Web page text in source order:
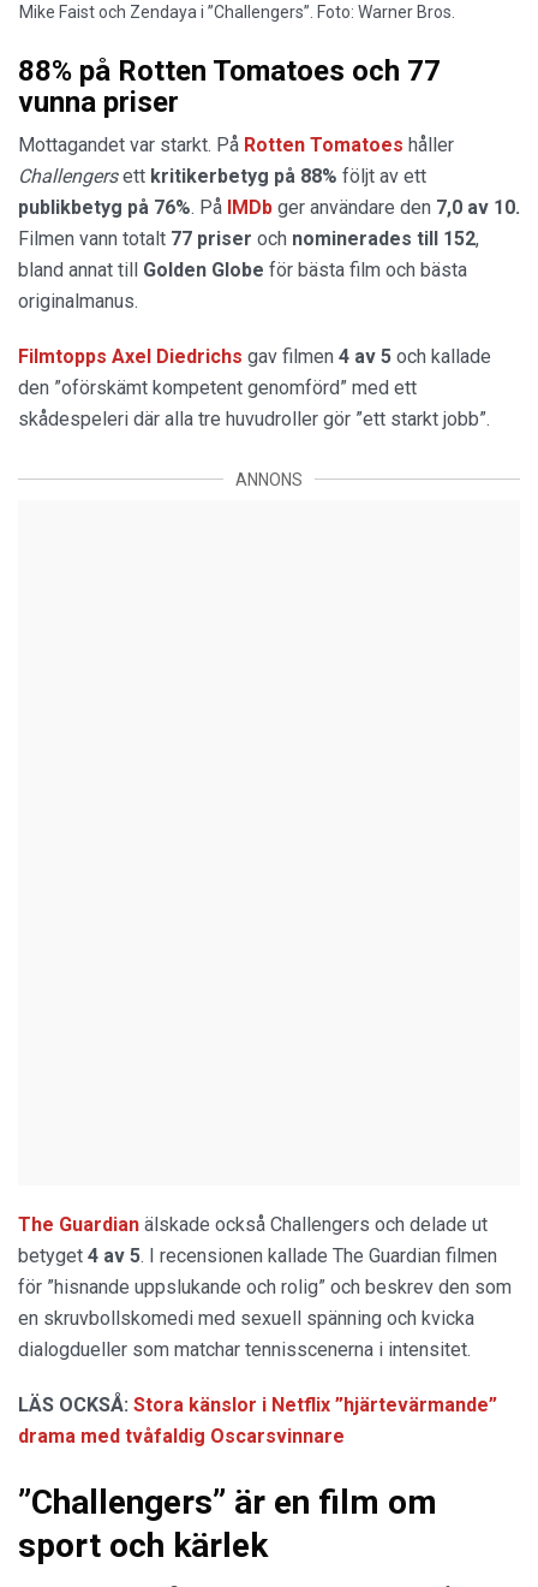
Mike Faist och Zendaya i ”Challengers”. Foto: Warner Bros.
88% på Rotten Tomatoes och 77
vunna priser
Mottagandet var starkt. På Rotten Tomatoes håller
Challengersett kritikerbetyg på 88% följt av ett
publikbetyg på 76%. På IMDb ger användare den 7,0 av 10.
Filmen vann totalt 77 priser och nominerades till 152,
bland annat till Golden Globe för bästa film och bästa
originalmanus.
Filmtopps Axel Diedrichs gav filmen 4 av 5 och kallade
den ”oförskämt kompetent genomförd” med ett
skådespeleri där alla tre huvudroller gör ”ett starkt jobb”.
ANNONS
The Guardian älskade också Challengers och delade ut
betyget 4 av 5. I recensionen kallade The Guardian filmen
för ”hisnande uppslukande och rolig” och beskrev den som
en skruvbollskomedi med sexuell spänning och kvicka
dialogdueller som matchar tennisscenerna i intensitet.
LÄS OCKSÅ: Stora känslor i Netflix ”hjärtevärmande”
drama med tvåfaldig Oscarsvinnare
”Challengers” är en film om
sport och kärlek